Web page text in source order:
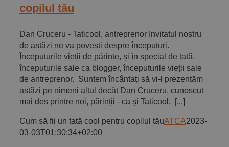
copilul tău
Dan Cruceru - Taticool, antreprenor Invitatul nostru
de astăzi ne va povesti despre începuturi.
Începuturile vieții de părinte, și în special de tată,
începuturile sale ca blogger, începuturile vieții sale
de antreprenor. Suntem încântați să vi-l prezentăm
astăzi pe nimeni altul decât Dan Cruceru, cunoscut
mai des printre noi, părinții - ca și Taticool. [...]
Cum să fii un tată cool pentru copilul tăuATCA2023-
03-03T01:30:34+02:00